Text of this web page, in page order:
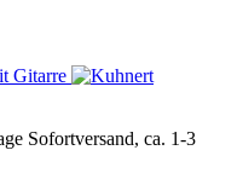
Sofortversand, ca. 1-3